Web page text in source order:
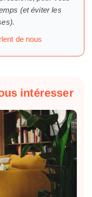
(et éviter les
de nous
intéresser